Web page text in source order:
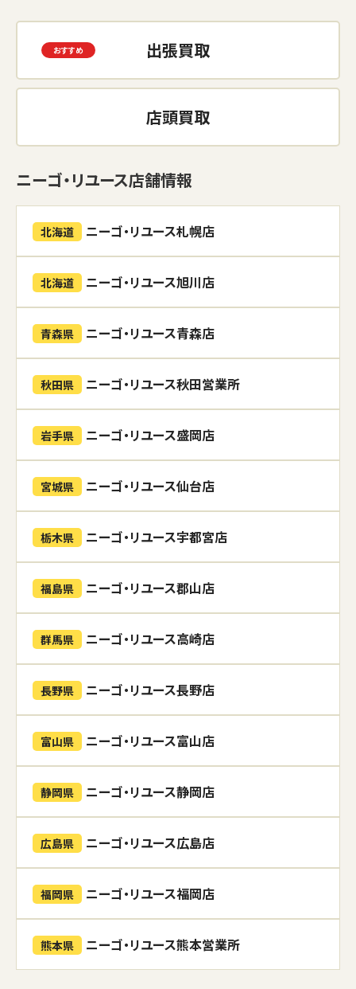
出張買取
店頭買取
ニーゴ・リユース店舗情報
北海道 ニーゴ・リユース札幌店
北海道 ニーゴ・リユース旭川店
青森県 ニーゴ・リユース青森店
秋田県 ニーゴ・リユース秋田営業所
岩手県 ニーゴ・リユース盛岡店
宮城県 ニーゴ・リユース仙台店
栃木県 ニーゴ・リユース宇都宮店
福島県 ニーゴ・リユース郡山店
群馬県 ニーゴ・リユース高崎店
長野県 ニーゴ・リユース長野店
富山県 ニーゴ・リユース富山店
静岡県 ニーゴ・リユース静岡店
広島県 ニーゴ・リユース広島店
福岡県 ニーゴ・リユース福岡店
熊本県 ニーゴ・リユース熊本営業所